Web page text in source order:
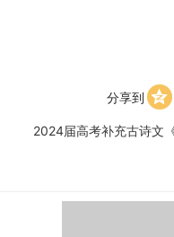
分享到
2024届高考补充古诗文